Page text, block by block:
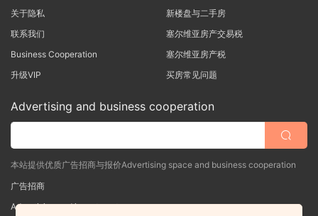
关于隐私
联系我们
Business Cooperation
升级VIP
新楼盘与二手房
塞尔维亚房产交易税
塞尔维亚房产税
买房常见问题
Advertising and business cooperation
本站提供优质广告招商与报价Advertising space and business cooperation
广告招商
Advertising and investment